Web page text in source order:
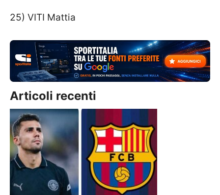
25) VITI Mattia
Articoli recenti